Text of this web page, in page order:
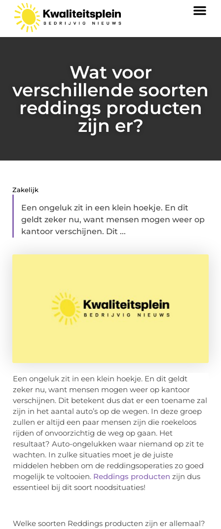
Wat voor
verschillende soorten
reddings producten
zijn er?
Zakelijk
Een ongeluk zit in een klein hoekje. En dit
geldt zeker nu, want mensen mogen weer op
kantoor verschijnen. Dit ...
Een ongeluk zit in een klein hoekje. En dit geldt
zeker nu, want mensen mogen weer op kantoor
verschijnen. Dit betekent dus dat er een toename zal
zijn in het aantal auto’s op de wegen. In deze groep
zullen er altijd een paar mensen zijn die roekeloos
rijden of onvoorzichtig de weg op gaan. Het
resultaat? Auto-ongelukken waar niemand op zit te
wachten. In zulke situaties moet je de juiste
middelen hebben om de reddingsoperaties zo goed
mogelijk te voltooien. Reddings producten zijn dus
essentieel bij dit soort noodsituaties!
Welke soorten Reddings producten zijn er allemaal?